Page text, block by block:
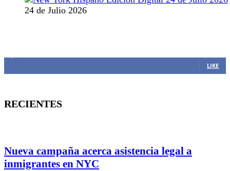
24 de Julio 2026
LIKE
RECIENTES
Nueva campaña acerca asistencia legal a
inmigrantes en NYC